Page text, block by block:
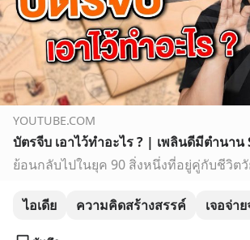
YOUTUBE.COM
บัตรจีบ เอาไว้ทำอะไร ? | เพลินดีมีตำนาน
ไอเดีย ความคิดสร้างสรรค์ เจอจ่า